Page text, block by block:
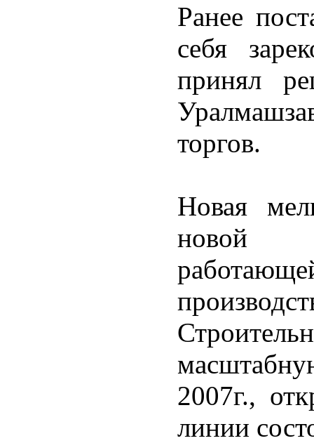
Ранее
себя
принял
торгов.
Новая
новой
2007г.,
линии